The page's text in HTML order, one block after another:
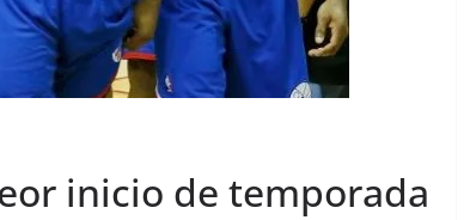
inicio de temporada